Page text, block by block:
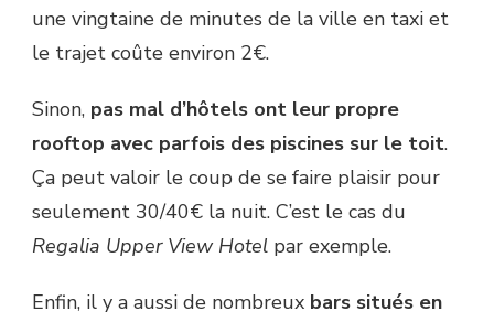
une vingtaine de minutes de la ville en taxi et
le trajet coûte environ 2€.
Sinon, pas mal d’hôtels ont leur propre
rooftop avec parfois des piscines sur le toit.
Ça peut valoir le coup de se faire plaisir pour
seulement 30/40€ la nuit. C’est le cas du
Regalia Upper View Hotel par exemple.
Enfin, il y a aussi de nombreux bars situés en